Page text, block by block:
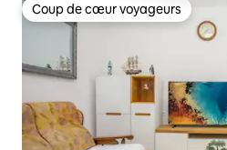
Coup de cœur voyageurs
Coup de cœur voyageurs